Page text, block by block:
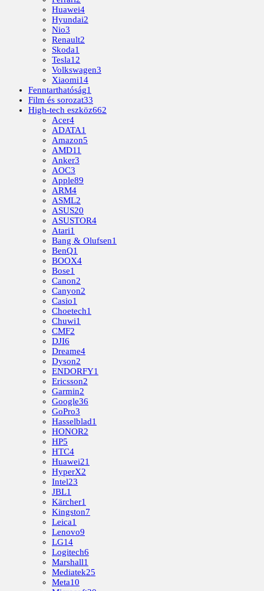
Huawei4
Hyundai2
Nio3
Renault2
Skoda1
Tesla12
Volkswagen3
Xiaomi14
Fenntarthatóság1
Film és sorozat33
High-tech eszköz662
Acer4
ADATA1
Amazon5
AMD11
Anker3
AOC3
Apple89
ARM4
ASML2
ASUS20
ASUSTOR4
Atari1
Bang & Olufsen1
BenQ1
BOOX4
Bose1
Canon2
Canyon2
Casio1
Choetech1
Chuwi1
CMF2
DJI6
Dreame4
Dyson2
ENDORFY1
Ericsson2
Garmin2
Google36
GoPro3
Hasselblad1
HONOR2
HP5
HTC4
Huawei21
HyperX2
Intel23
JBL1
Kärcher1
Kingston7
Leica1
Lenovo9
LG14
Logitech6
Marshall1
Mediatek25
Meta10